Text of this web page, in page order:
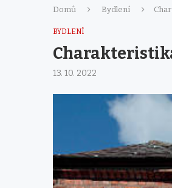
Domů Bydlení
BYDLENÍ
13. 10. 2022